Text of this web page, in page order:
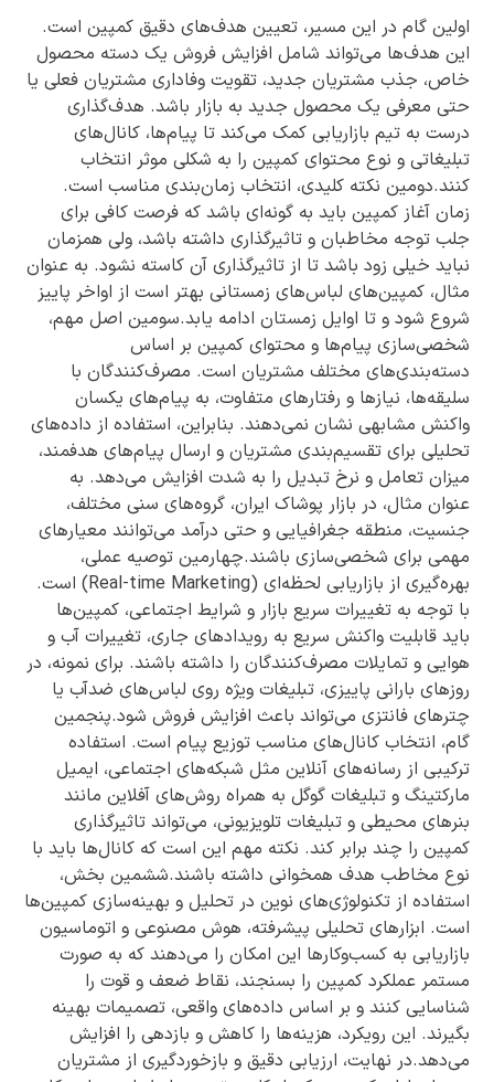
اولین گام در این مسیر، تعیین هدف‌های دقیق کمپین است.
این هدف‌ها می‌تواند شامل افزایش فروش یک دسته محصول
خاص، جذب مشتریان جدید، تقویت وفاداری مشتریان فعلی یا
حتی معرفی یک محصول جدید به بازار باشد. هدف‌گذاری
درست به تیم بازاریابی کمک می‌کند تا پیام‌ها، کانال‌های
تبلیغاتی و نوع محتوای کمپین را به شکلی موثر انتخاب
کنند.دومین نکته کلیدی، انتخاب زمان‌بندی مناسب است.
زمان آغاز کمپین باید به گونه‌ای باشد که فرصت کافی برای
جلب توجه مخاطبان و تاثیرگذاری داشته باشد، ولی همزمان
نباید خیلی زود باشد تا از تاثیرگذاری آن کاسته نشود. به عنوان
مثال، کمپین‌های لباس‌های زمستانی بهتر است از اواخر پاییز
شروع شود و تا اوایل زمستان ادامه یابد.سومین اصل مهم،
شخصی‌سازی پیام‌ها و محتوای کمپین بر اساس
دسته‌بندی‌های مختلف مشتریان است. مصرف‌کنندگان با
سلیقه‌ها، نیازها و رفتارهای متفاوت، به پیام‌های یکسان
واکنش مشابهی نشان نمی‌دهند. بنابراین، استفاده از داده‌های
تحلیلی برای تقسیم‌بندی مشتریان و ارسال پیام‌های هدفمند،
میزان تعامل و نرخ تبدیل را به شدت افزایش می‌دهد. به
عنوان مثال، در بازار پوشاک ایران، گروه‌های سنی مختلف،
جنسیت، منطقه جغرافیایی و حتی درآمد می‌توانند معیارهای
مهمی برای شخصی‌سازی باشند.چهارمین توصیه عملی،
بهره‌گیری از بازاریابی لحظه‌ای (Real-time Marketing) است.
با توجه به تغییرات سریع بازار و شرایط اجتماعی، کمپین‌ها
باید قابلیت واکنش سریع به رویدادهای جاری، تغییرات آب و
هوایی و تمایلات مصرف‌کنندگان را داشته باشند. برای نمونه، در
روزهای بارانی پاییزی، تبلیغات ویژه روی لباس‌های ضدآب یا
چترهای فانتزی می‌تواند باعث افزایش فروش شود.پنجمین
گام، انتخاب کانال‌های مناسب توزیع پیام است. استفاده
ترکیبی از رسانه‌های آنلاین مثل شبکه‌های اجتماعی، ایمیل
مارکتینگ و تبلیغات گوگل به همراه روش‌های آفلاین مانند
بنرهای محیطی و تبلیغات تلویزیونی، می‌تواند تاثیرگذاری
کمپین را چند برابر کند. نکته مهم این است که کانال‌ها باید با
نوع مخاطب هدف همخوانی داشته باشند.ششمین بخش،
استفاده از تکنولوژی‌های نوین در تحلیل و بهینه‌سازی کمپین‌ها
است. ابزارهای تحلیلی پیشرفته، هوش مصنوعی و اتوماسیون
بازاریابی به کسب‌وکارها این امکان را می‌دهند که به صورت
مستمر عملکرد کمپین را بسنجند، نقاط ضعف و قوت را
شناسایی کنند و بر اساس داده‌های واقعی، تصمیمات بهینه
بگیرند. این رویکرد، هزینه‌ها را کاهش و بازدهی را افزایش
می‌دهد.در نهایت، ارزیابی دقیق و بازخوردگیری از مشتریان